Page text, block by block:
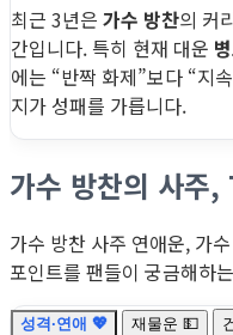
최근 3년은 가수 방찬의 커
간입니다. 특히 현재 대운
에는 “반짝 화제”보다 “지
지가 성패를 가릅니다.
가수 방찬의 사주
가수 방찬 사주 연애운, 가
포인트를 팬들이 궁금해하
성격·연애 💖 재물운 💵